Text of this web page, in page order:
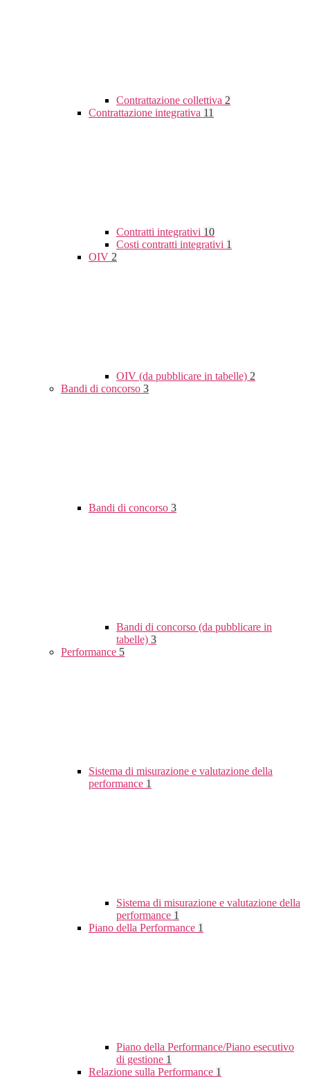
Contrattazione collettiva 2
Contrattazione integrativa 11
Contratti integrativi 10
Costi contratti integrativi 1
OIV 2
OIV (da pubblicare in tabelle) 2
Bandi di concorso 3
Bandi di concorso 3
Bandi di concorso (da pubblicare in
tabelle) 3
Performance 5
Sistema di misurazione e valutazione della
performance 1
Sistema di misurazione e valutazione della
performance 1
Piano della Performance 1
Piano della Performance/Piano esecutivo
di gestione 1
Relazione sulla Performance 1